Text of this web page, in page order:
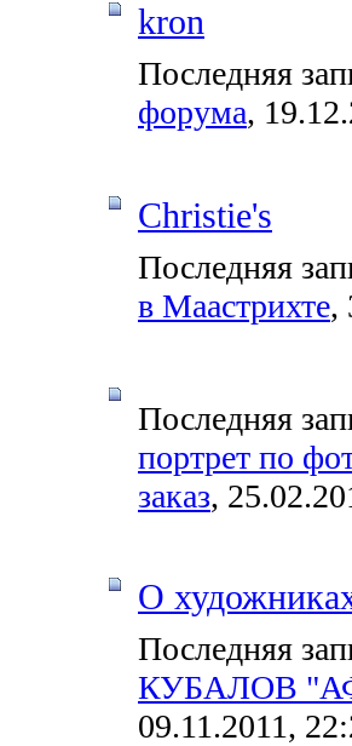
kron
Последняя
форума,
Christie's
Последняя
в Маастрихте,
Последняя
портрет по
заказ,
О
Последняя
КУБАЛОВ
09.11.2011,